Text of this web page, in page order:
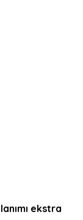
ekstra